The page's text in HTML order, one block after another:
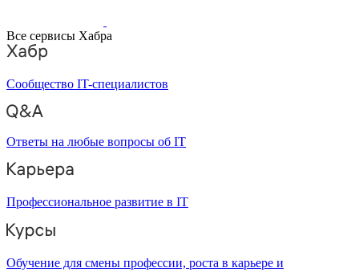
Все сервисы Хабра
Сообщество IT-специалистов
Ответы на любые вопросы об IT
Профессиональное развитие в IT
Обучение для смены профессии, роста в карьере и